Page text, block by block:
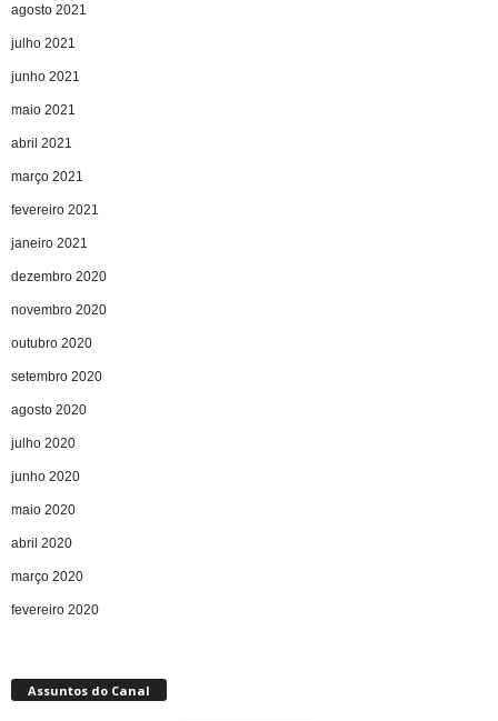
agosto 2021
julho 2021
junho 2021
maio 2021
abril 2021
março 2021
fevereiro 2021
janeiro 2021
dezembro 2020
novembro 2020
outubro 2020
setembro 2020
agosto 2020
julho 2020
junho 2020
maio 2020
abril 2020
março 2020
fevereiro 2020
Assuntos do Canal